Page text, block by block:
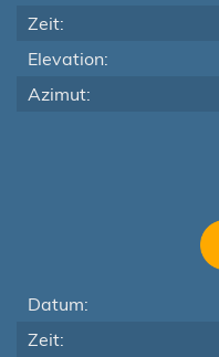
Zeit:
Elevation:
Azimut:
Datum:
Zeit: